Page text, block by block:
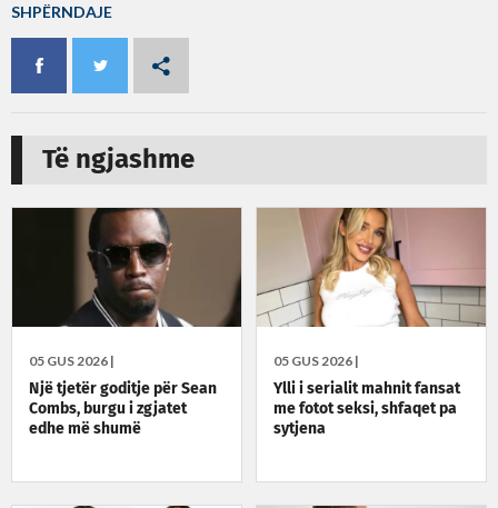
SHPËRNDAJE
Të ngjashme
05 GUS 2026 |
Një tjetër goditje për Sean
Combs, burgu i zgjatet
edhe më shumë
05 GUS 2026 |
Ylli i serialit mahnit fansat
me fotot seksi, shfaqet pa
sytjena